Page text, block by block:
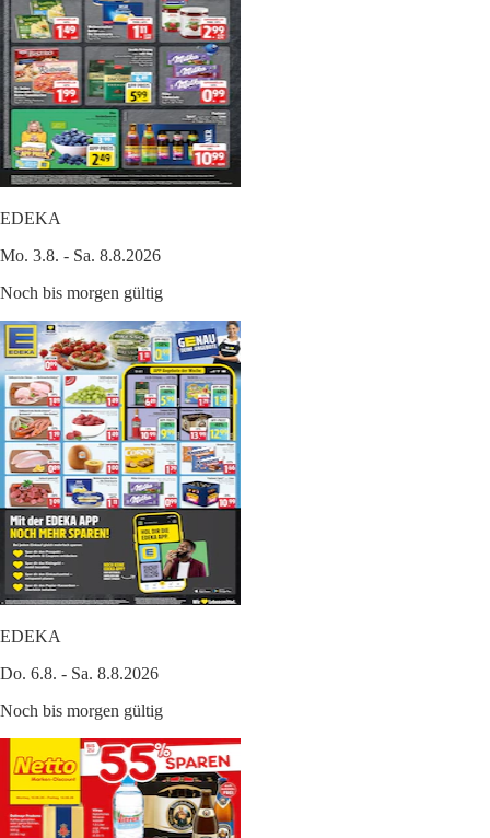
EDEKA
Mo. 3.8. - Sa. 8.8.2026
Noch bis morgen gültig
EDEKA
Do. 6.8. - Sa. 8.8.2026
Noch bis morgen gültig